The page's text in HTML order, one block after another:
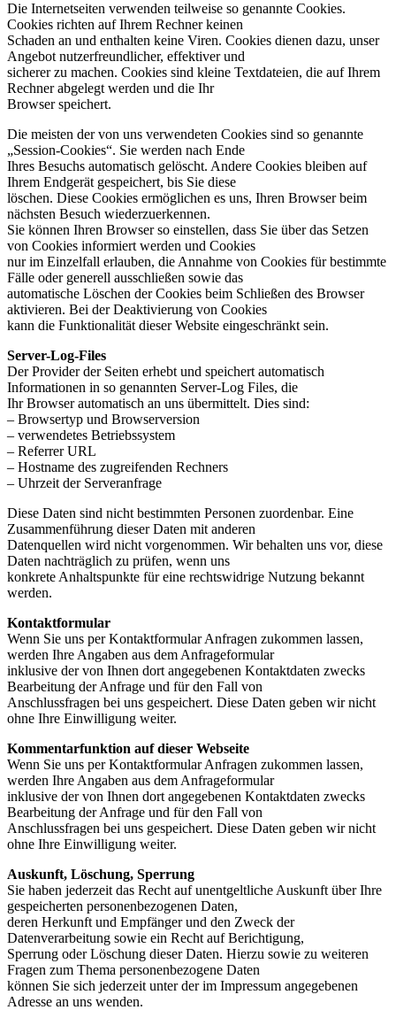
Die Internetseiten verwenden teilweise so genannte Cookies.
Cookies richten auf Ihrem Rechner keinen
Schaden an und enthalten keine Viren. Cookies dienen dazu, unser
Angebot nutzerfreundlicher, effektiver und
sicherer zu machen. Cookies sind kleine Textdateien, die auf Ihrem
Rechner abgelegt werden und die Ihr
Browser speichert.
Die meisten der von uns verwendeten Cookies sind so genannte
„Session-Cookies“. Sie werden nach Ende
Ihres Besuchs automatisch gelöscht. Andere Cookies bleiben auf
Ihrem Endgerät gespeichert, bis Sie diese
löschen. Diese Cookies ermöglichen es uns, Ihren Browser beim
nächsten Besuch wiederzuerkennen.
Sie können Ihren Browser so einstellen, dass Sie über das Setzen
von Cookies informiert werden und Cookies
nur im Einzelfall erlauben, die Annahme von Cookies für bestimmte
Fälle oder generell ausschließen sowie das
automatische Löschen der Cookies beim Schließen des Browser
aktivieren. Bei der Deaktivierung von Cookies
kann die Funktionalität dieser Website eingeschränkt sein.
Server-Log-Files
Der Provider der Seiten erhebt und speichert automatisch
Informationen in so genannten Server-Log Files, die
Ihr Browser automatisch an uns übermittelt. Dies sind:
– Browsertyp und Browserversion
– verwendetes Betriebssystem
– Referrer URL
– Hostname des zugreifenden Rechners
– Uhrzeit der Serveranfrage
Diese Daten sind nicht bestimmten Personen zuordenbar. Eine
Zusammenführung dieser Daten mit anderen
Datenquellen wird nicht vorgenommen. Wir behalten uns vor, diese
Daten nachträglich zu prüfen, wenn uns
konkrete Anhaltspunkte für eine rechtswidrige Nutzung bekannt
werden.
Kontaktformular
Wenn Sie uns per Kontaktformular Anfragen zukommen lassen,
werden Ihre Angaben aus dem Anfrageformular
inklusive der von Ihnen dort angegebenen Kontaktdaten zwecks
Bearbeitung der Anfrage und für den Fall von
Anschlussfragen bei uns gespeichert. Diese Daten geben wir nicht
ohne Ihre Einwilligung weiter.
Kommentarfunktion auf dieser Webseite
Wenn Sie uns per Kontaktformular Anfragen zukommen lassen,
werden Ihre Angaben aus dem Anfrageformular
inklusive der von Ihnen dort angegebenen Kontaktdaten zwecks
Bearbeitung der Anfrage und für den Fall von
Anschlussfragen bei uns gespeichert. Diese Daten geben wir nicht
ohne Ihre Einwilligung weiter.
Auskunft, Löschung, Sperrung
Sie haben jederzeit das Recht auf unentgeltliche Auskunft über Ihre
gespeicherten personenbezogenen Daten,
deren Herkunft und Empfänger und den Zweck der
Datenverarbeitung sowie ein Recht auf Berichtigung,
Sperrung oder Löschung dieser Daten. Hierzu sowie zu weiteren
Fragen zum Thema personenbezogene Daten
können Sie sich jederzeit unter der im Impressum angegebenen
Adresse an uns wenden.